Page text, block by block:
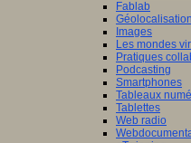
Fablab
Géolocalisation
Images
Les mondes
Pratiques
Podcasting
Smartphones
Tableaux
Tablettes
Web radio